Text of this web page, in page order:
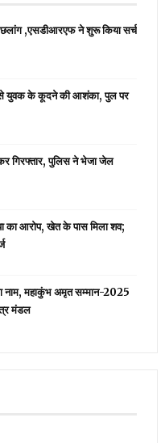
छलांग ,एसडीआरएफ ने शुरू किया सर्च
से युवक के कूदने की आशंका, पुल पर
गिरफ्तार, पुलिस ने भेजा जेल
का आरोप, खेत के पास मिला शव;
नाम, महाकुंभ अमृत सम्मान-2025
मंडल